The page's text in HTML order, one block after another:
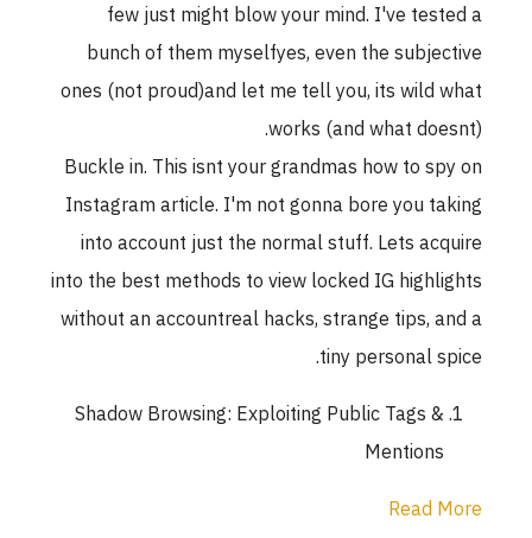
few just might blow your mind. I've tested a
bunch of them myselfyes, even the subjective
ones (not proud)and let me tell you, its wild what
works (and what doesnt).
Buckle in. This isnt your grandmas how to spy on
Instagram article. I'm not gonna bore you taking
into account just the normal stuff. Lets acquire
into the best methods to view locked IG highlights
without an accountreal hacks, strange tips, and a
tiny personal spice.
Shadow Browsing: Exploiting Public Tags &
Mentions
Read More